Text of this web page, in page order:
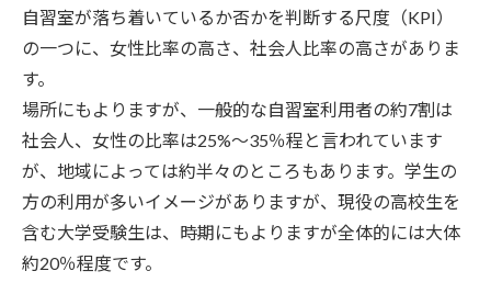
自習室が落ち着いているか否かを判断する尺度（KPI）
の一つに、女性比率の高さ、社会人比率の高さがありま
す。
場所にもよりますが、一般的な自習室利用者の約7割は
社会人、女性の比率は25%～35％程と言われています
が、地域によっては約半々のところもあります。学生の
方の利用が多いイメージがありますが、現役の高校生を
含む大学受験生は、時期にもよりますが全体的には大体
約20％程度です。